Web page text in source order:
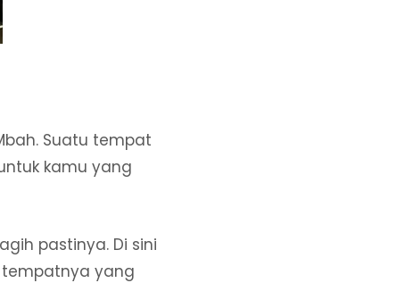
Suatu tempat
kamu yang
pastinya. Di sini
yang